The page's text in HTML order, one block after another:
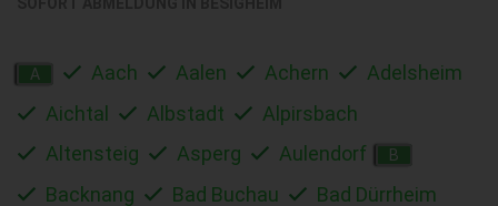
A Aach Aalen Achern
Adelsheim
Aichtal
Albstadt
Alpirsbach
Altensteig
Asperg Aulendorf B
Backnang Bad Buchau
Bad Dürrheim